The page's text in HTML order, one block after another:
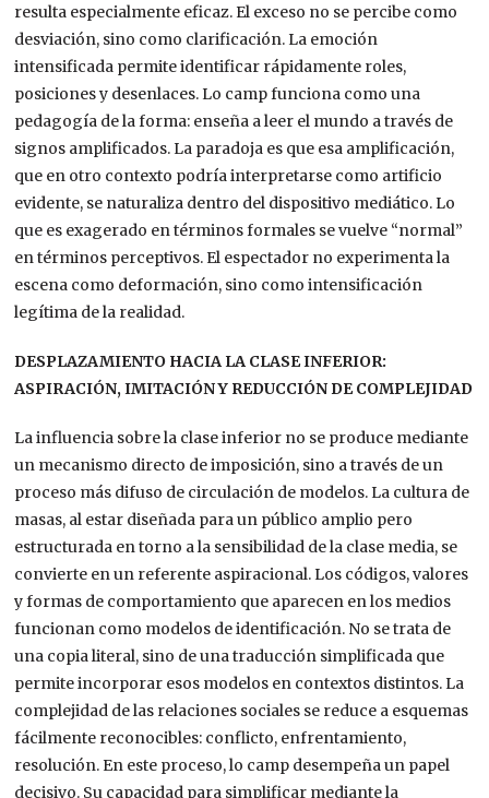
resulta especialmente eficaz. El exceso no se percibe como
desviación, sino como clarificación. La emoción
intensificada permite identificar rápidamente roles,
posiciones y desenlaces. Lo camp funciona como una
pedagogía de la forma: enseña a leer el mundo a través de
signos amplificados. La paradoja es que esa amplificación,
que en otro contexto podría interpretarse como artificio
evidente, se naturaliza dentro del dispositivo mediático. Lo
que es exagerado en términos formales se vuelve “normal”
en términos perceptivos. El espectador no experimenta la
escena como deformación, sino como intensificación
legítima de la realidad.
DESPLAZAMIENTO HACIA LA CLASE INFERIOR:
ASPIRACIÓN, IMITACIÓN Y REDUCCIÓN DE COMPLEJIDAD
La influencia sobre la clase inferior no se produce mediante
un mecanismo directo de imposición, sino a través de un
proceso más difuso de circulación de modelos. La cultura de
masas, al estar diseñada para un público amplio pero
estructurada en torno a la sensibilidad de la clase media, se
convierte en un referente aspiracional. Los códigos, valores
y formas de comportamiento que aparecen en los medios
funcionan como modelos de identificación. No se trata de
una copia literal, sino de una traducción simplificada que
permite incorporar esos modelos en contextos distintos. La
complejidad de las relaciones sociales se reduce a esquemas
fácilmente reconocibles: conflicto, enfrentamiento,
resolución. En este proceso, lo camp desempeña un papel
decisivo. Su capacidad para simplificar mediante la